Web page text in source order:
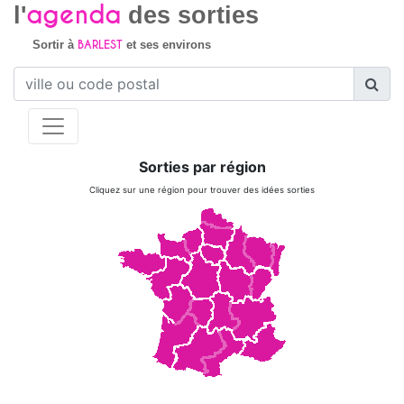
l'agenda des sorties
Sortir à BARLESTet ses environs
Sorties par région
Cliquez sur une région pour trouver des idées sorties